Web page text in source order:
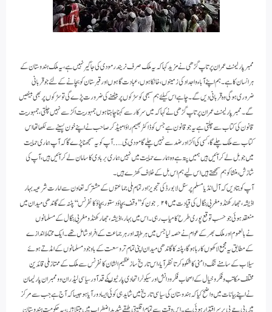
ممبر پارلیمنٹ عمران پرتاپ گڑھی نے مزید کہا کہ یہ ملک صرف نریندر مودی کی جاگیر نہیں ہے، یہ ملک ہندوستان کے
ہر انسان کا ہے۔ہم اپنے آباءواجداد کی زمینوں،خانکاہوں، عبادت گاہوں اور قبرستان کو بچانے کے لئے جو قربانی
ضروری ہوگی وہ قربانی دیں گے۔ چاہے اس کیلئے ہم سبھی کو سڑکوں پر بیٹھنے کی ضرورت پڑے گی تو سڑکوں پر بھی بیٹھیں
گے۔ ممبر پارلیمنٹ عمران پرتاپ گڑھی نے کہا کہ میں سرکار سے کہنا چاہتا ہوں جمہوریت اکڑ سے نہیں چلتی، جمہوریت
قانون کی کتاب سے چلتی ہے یہ جو قانون ہے جس کو ڈاکٹر بھیم راؤ امبیڈکر صاحب نے اپنے خون پسینے سے لکھا تھا اس
کتاب سے ملک چلے گا، کسی کی اکڑ اور ضد سے نہیں چلے گا مودی جی….. آپ کویہ سمجھنا پڑے گا کہ آپ ہماری حمایت
میں جو بل لے کر آئیں ہیں ہمیں پتہ ہے وہ ہمارے حمایت میں نہیں ہماری بربادی کا سامان لے کر آئیں ہیں، آپ کی
شازش،منشا کو ہم سمجھتے ہیں اس لیے ہم اس بل کے خلاف کھڑے ہیں۔
آپ کو بتادیں کہ آل انڈ یا مسلم پرسنل لا بورڈ کی تجویز اور تمام ملی جماعتوں کے مشترکہ تعاون سے امارت شرعیہ بہار
اڈیشہ ، جھارکھنڈ ومغربی بنگال کی قیادت میں ۲۹؍جون کو’’ وقف بچاؤ دستور بچاؤ کانفرنس‘‘پٹنہ کے گاندھی میدان میں
منعقد ہوئی جو حسب توقع پوری طرح کامیاب رہی۔اس میں بہار،اڈیشہ ،جھارکھنڈ ومغربی بنگال کے مسلمانوں
نےبالعموم اور ملک بھر کے عوام نے حصہ لیا جس میں ہر طبقہ اور ہر جماعت کے افراد شامل تھے۔ ایک محتاط اندازے
کے مطابق یہ مجمع لاکھوں کا رہا ہوگا،پٹنہ کا گاندھی میدان اپنی تمام تر وسعت کے باوجود مسلمانوں کے امڈ تے ہوئے
سیلاب کے سامنے تنگ دامنی کا شکوہ کرتا نظر آیا ،اس تاریخ ساز عظیم الشان کانفرنس سے ملک کےممتاز ملی قائدین
مختلف مکاتب و فکر و خیال کے اصحاب فکر و دانش اور سیکولر اتحادی پارٹیوںکے قدآور سیاسی لیڈران و و ممبران پارلیمان
نے اپنے بیانات میں واضح کیا کہ ہندوستان کی سیاسی تاریخ میں شاید ہی کو ئی ایسادور آیا ہو جیساکہ آج ہے جب سے مرکز